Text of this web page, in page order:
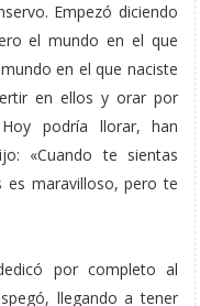
Empezó diciendo
el mundo en el que
en el que naciste
en ellos y orar por
podría llorar, han
«Cuando te sientas
maravilloso, pero te
por completo al
llegando a tener